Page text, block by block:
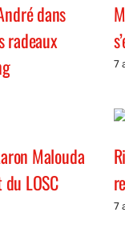
dans
radeaux
7
Malouda
LOSC
7